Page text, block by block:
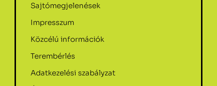
Sajtómegjelenések
Impresszum
Közcélú információk
Terembérlés
Adatkezelési szabályzat